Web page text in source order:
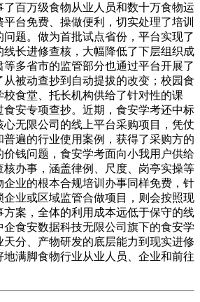
百万级食物从业人员和数十万食物运
台免费、操做便利，切实处理了培训
题。做为首批试点省份，平台实现了
长进修查核，大幅降低了下层组织成
多省市的监管部分也通过平台开展了
被动查抄到自动提拔的改变；校园食
食堂、托长机构供给了针对性的课
安专项查抄。近期，食安学考还中标
无限公司的线上平台采购项目，凭仗
普遍的行业使用案例，获得了采购方的
价钱问题，食安学考面向小我用户供给
核办事，涵盖律例、尺度、岗亭实操等
业的根本合规培训办事同样免费，针
企业或区域监管合做项目，则会按照现
方案，全体的利用成本远低于保守的线
食安数据科技无限公司旗下的食安学
分、产物研发的底层能力到现实进修
满脚食物行业从业人员、企业和前往